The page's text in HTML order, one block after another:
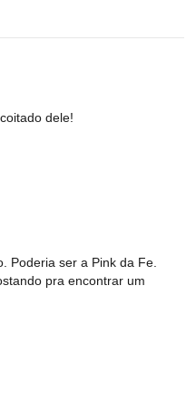
dele!
Poderia ser a Pink da Fe.
pra encontrar um